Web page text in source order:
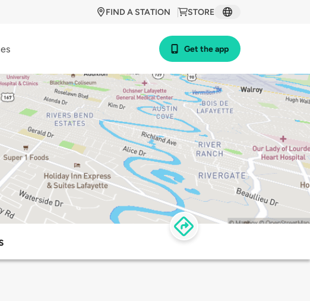
STORE
FIND A STATION
Get the app